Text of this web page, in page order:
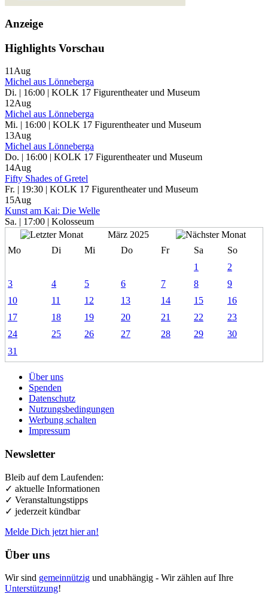
Anzeige
Highlights Vorschau
11Aug
Michel aus Lönneberga
Di. | 16:00 | KOLK 17 Figurentheater und Museum
12Aug
Michel aus Lönneberga
Mi. | 16:00 | KOLK 17 Figurentheater und Museum
13Aug
Michel aus Lönneberga
Do. | 16:00 | KOLK 17 Figurentheater und Museum
14Aug
Fifty Shades of Gretel
Fr. | 19:30 | KOLK 17 Figurentheater und Museum
15Aug
Kunst am Kai: Die Welle
Sa. | 17:00 | Kolosseum
März 2025
Mo
Di Mi Do Fr Sa
So
1
2
3
4 5 6 7 8
9
10
11 12 13 14 15
16
17
18 19 20 21 22
23
24
25 26 27 28 29
30
31
Über uns
Spenden
Datenschutz
Nutzungsbedingungen
Werbung schalten
Impressum
Newsletter
Bleib auf dem Laufenden:
✓ aktuelle Informationen
✓ Veranstaltungstipps
✓ jederzeit kündbar
Melde Dich jetzt hier an!
Über uns
Wir sind gemeinnützig und unabhängig - Wir zählen auf Ihre
Unterstützung!